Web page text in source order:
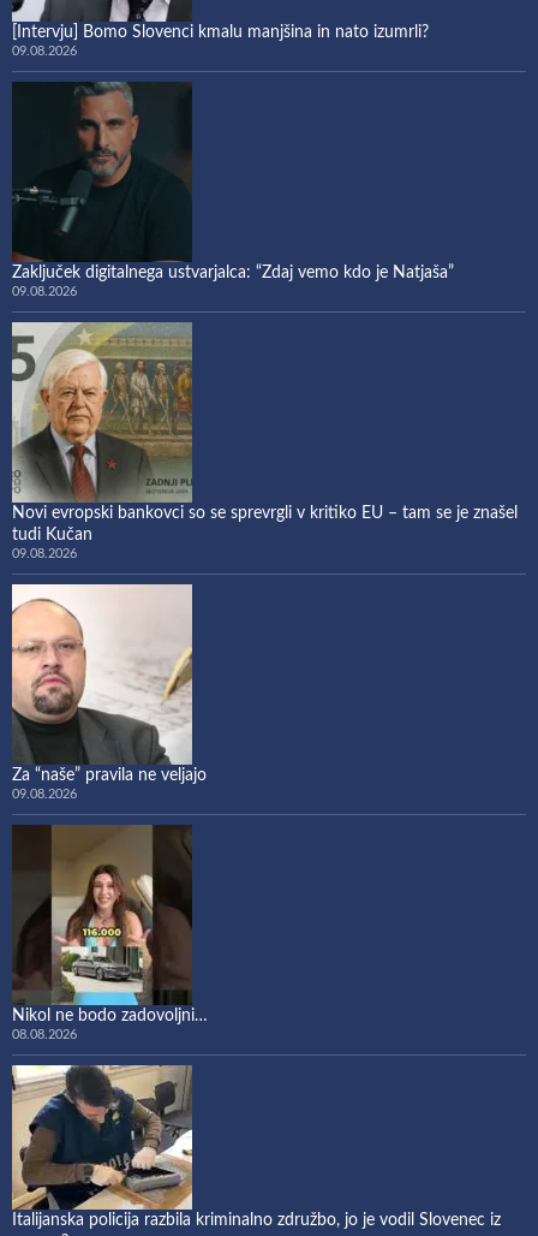
[Intervju] Bomo Slovenci kmalu manjšina in nato izumrli?
09.08.2026
Zaključek digitalnega ustvarjalca: “Zdaj vemo kdo je Natjaša”
09.08.2026
Novi evropski bankovci so se sprevrgli v kritiko EU – tam se je znašel
tudi Kučan
09.08.2026
Za “naše” pravila ne veljajo
09.08.2026
Nikol ne bodo zadovoljni…
08.08.2026
Italijanska policija razbila kriminalno združbo, jo je vodil Slovenec iz